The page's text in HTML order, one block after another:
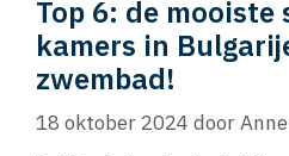
Top 6: de mooiste
kamers in
zwembad!
18 oktober 2024 door